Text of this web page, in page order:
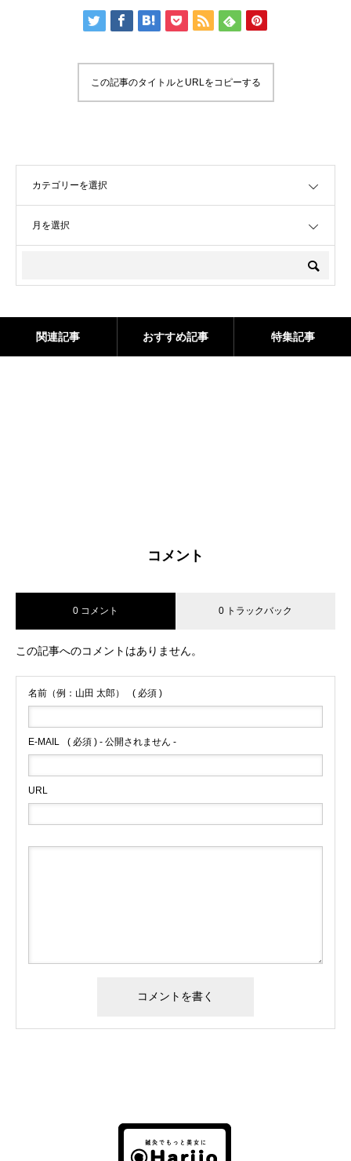
この記事のタイトルとURLをコピーする
関連記事 おすすめ記事 特集記事
コメント
0 コメント 0 トラックバック
この記事へのコメントはありません。
名前（例：山田 太郎） ( 必須 )
E-MAIL ( 必須 ) - 公開されません -
URL